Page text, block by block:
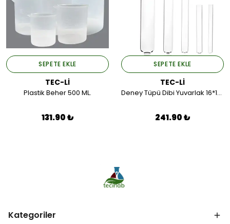
SEPETE EKLE
TEC-Lİ
Plastik Beher 500 ML.
131.90 ₺
SEPETE EKLE
TEC-Lİ
Deney Tüpü Dibi Yuvarlak 16*100 (50 Adet).
241.90 ₺
Kategoriler